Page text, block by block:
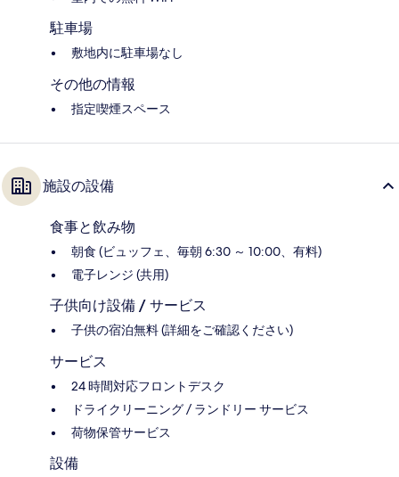
駐車場
敷地内に駐車場なし
その他の情報
指定喫煙スペース
施設の設備
食事と飲み物
朝食 (ビュッフェ、毎朝 6:30 ～ 10:00、有料)
電子レンジ (共用)
子供向け設備 / サービス
子供の宿泊無料 (詳細をご確認ください)
サービス
24 時間対応フロントデスク
ドライクリーニング / ランドリー サービス
荷物保管サービス
設備